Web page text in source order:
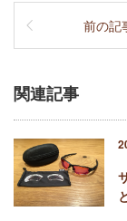
前の記
関連記事